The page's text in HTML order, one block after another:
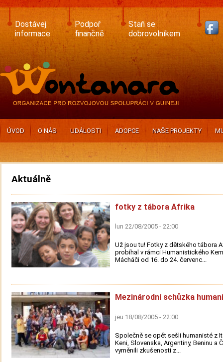
Skip
main
content
Dostávej
informace
Podpoř
finančně
Staň se
dobrovolníkem
ÚVOD O NÁS UDÁLOSTI ADOPCE NAŠE PROJEKTY
Aktuálně
fotky z tábora Afrika
lun 22/08/2005 - 22:00
Už jsou tu! Fotky z dětského tábora
probíhal v rámci Humanistického
Mácháči od 16. do 24. červenc...
Mezinárodní schůzka
jeu 18/08/2005 - 22:00
Společně se opět sešli humanisté z
Keni, Slovenska, Argentiny, Beninu a
vyměnili zkušenosti z...